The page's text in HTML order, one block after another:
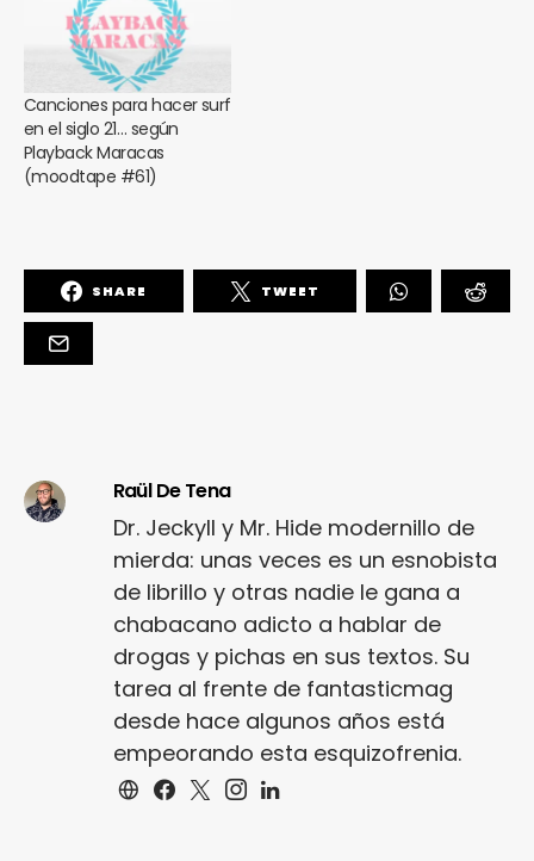
Canciones para hacer surf
en el siglo 21… según
Playback Maracas
(moodtape #61)
SHARE TWEET
Raül De Tena
Dr. Jeckyll y Mr. Hide modernillo de
mierda: unas veces es un esnobista
de librillo y otras nadie le gana a
chabacano adicto a hablar de
drogas y pichas en sus textos. Su
tarea al frente de fantasticmag
desde hace algunos años está
empeorando esta esquizofrenia.